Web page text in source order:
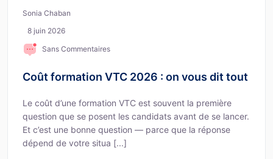
Sonia Chaban
8 juin 2026
Sans Commentaires
Coût formation VTC 2026 : on vous dit tout
Le coût d’une formation VTC est souvent la première
question que se posent les candidats avant de se lancer.
Et c’est une bonne question — parce que la réponse
dépend de votre situa [...]